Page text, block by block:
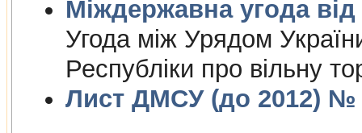
Угода між Урядом
Республіки про вільну
Лист ДМСУ (до 2012) №